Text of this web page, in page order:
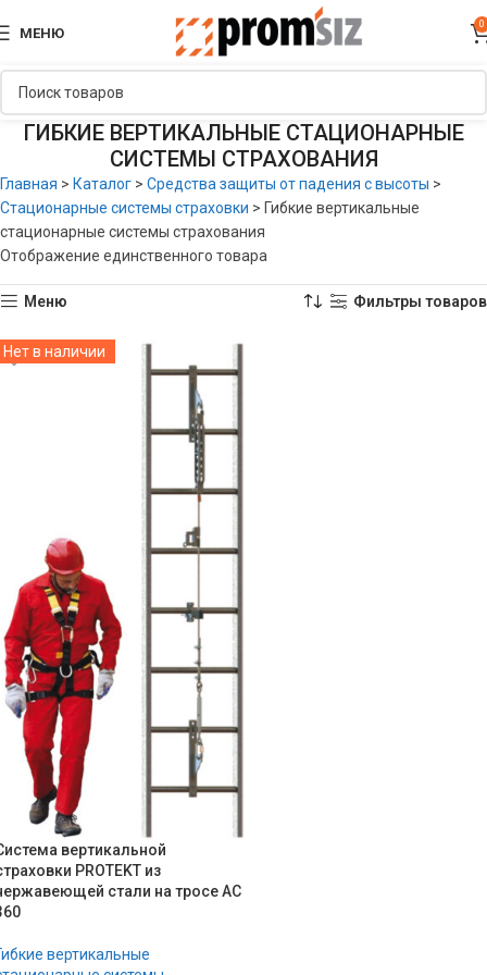
МЕНЮ
0
ГИБКИЕ ВЕРТИКАЛЬНЫЕ СТАЦИОНАРНЫЕ
СИСТЕМЫ СТРАХОВАНИЯ
Главная > Каталог > Средства защиты от падения с высоты >
Стационарные системы страховки > Гибкие вертикальные
стационарные системы страхования
Отображение единственного товара
Меню Фильтры товаров
Нет в наличии
вертикальной
PROTEKT из
стали на тросе AC
вертикальные